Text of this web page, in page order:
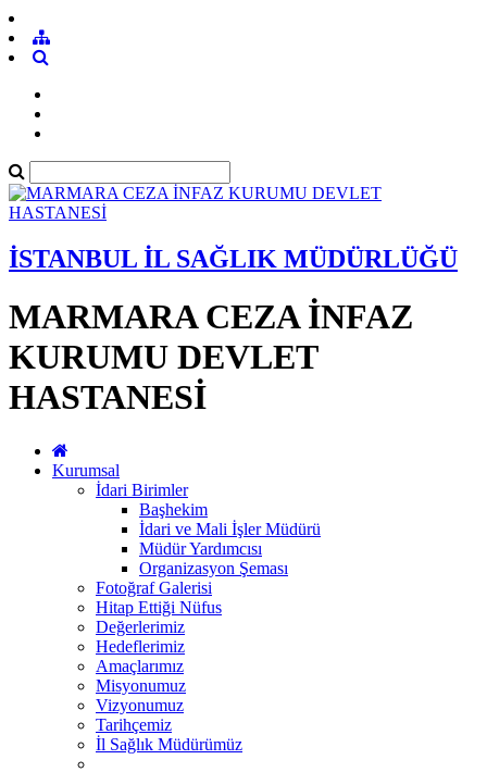
İSTANBUL İL SAĞLIK MÜDÜRLÜĞÜ
MARMARA CEZA İNFAZ
KURUMU DEVLET
HASTANESİ
Kurumsal
İdari Birimler
Başhekim
İdari ve Mali İşler Müdürü
Müdür Yardımcısı
Organizasyon Şeması
Fotoğraf Galerisi
Hitap Ettiği Nüfus
Değerlerimiz
Hedeflerimiz
Amaçlarımız
Misyonumuz
Vizyonumuz
Tarihçemiz
İl Sağlık Müdürümüz